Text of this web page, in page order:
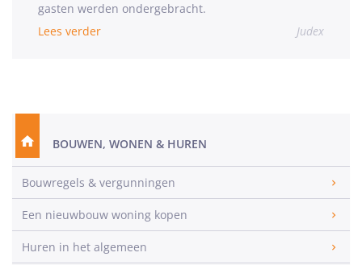
gasten werden ondergebracht.
Lees verder
Judex
BOUWEN, WONEN & HUREN
Bouwregels & vergunningen
Een nieuwbouw woning kopen
Huren in het algemeen